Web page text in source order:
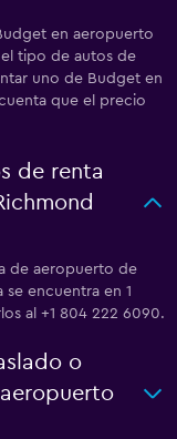
en aeropuerto
tipo de autos de
uno de Budget en
que el precio
de renta
de aeropuerto de
encuentra en 1
al +1 804 222 6090.
o